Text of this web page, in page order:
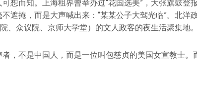
想而知。上海租界曾举办过“花国选美”，大张旗鼓登
遮掩，而是大声喊出来：“某某公子大驾光临”。北洋
、众议院、京师大学堂）的文人政客的夜生活聚集地。
，不是中国人，而是一位叫包慈贞的美国女宣教士。